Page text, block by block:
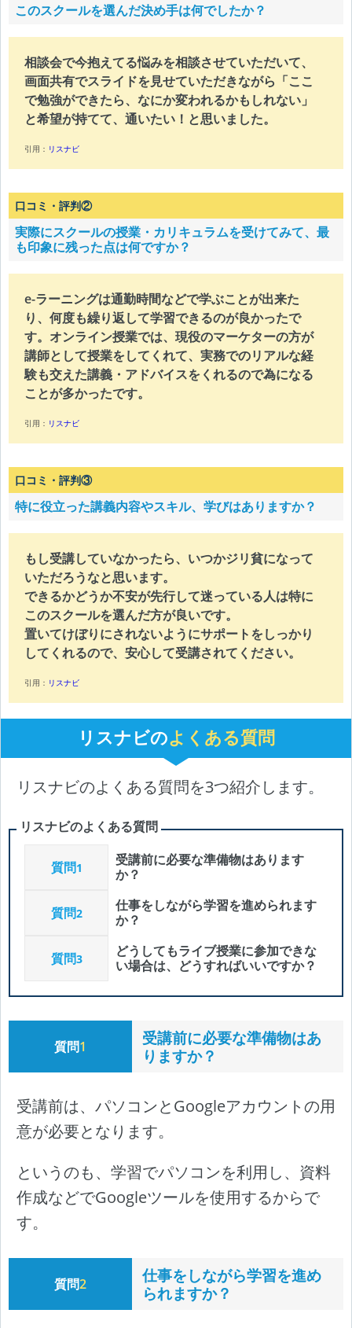
このスクールを選んだ決め手は何でしたか？
相談会で今抱えてる悩みを相談させていただいて、
画面共有でスライドを見せていただきながら「ここ
で勉強ができたら、なにか変われるかもしれない」
と希望が持てて、通いたい！と思いました。
引用： リスナビ
口コミ・評判②
実際にスクールの授業・カリキュラムを受けてみて、最
も印象に残った点は何ですか？
e-ラーニングは通勤時間などで学ぶことが出来た
り、何度も繰り返して学習できるのが良かったで
す。オンライン授業では、現役のマーケターの方が
講師として授業をしてくれて、実務でのリアルな経
験も交えた講義・アドバイスをくれるので為になる
ことが多かったです。
引用： リスナビ
口コミ・評判③
特に役立った講義内容やスキル、学びはありますか？
もし受講していなかったら、いつかジリ貧になって
いただろうなと思います。
できるかどうか不安が先行して迷っている人は特に
このスクールを選んだ方が良いです。
置いてけぼりにされないようにサポートをしっかり
してくれるので、安心して受講されてください。
引用： リスナビ
リスナビのよくある質問
リスナビのよくある質問を3つ紹介します。
リスナビのよくある質問
質問1
受講前に必要な準備物はあります
か？
質問2
仕事をしながら学習を進められます
か？
質問3
どうしてもライブ授業に参加できな
い場合は、どうすればいいですか？
質問1
受講前に必要な準備物はあ
りますか？
受講前は、パソコンとGoogleアカウントの用
意が必要となります。
というのも、学習でパソコンを利用し、資料
作成などでGoogleツールを使用するからで
す。
質問2
仕事をしながら学習を進め
られますか？